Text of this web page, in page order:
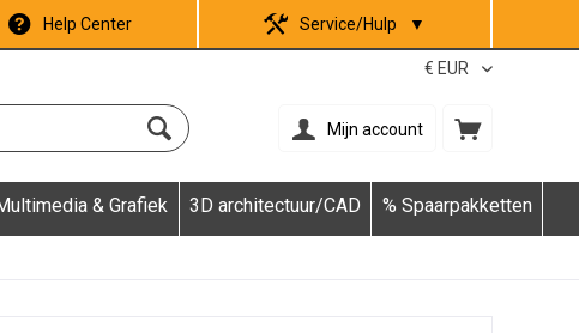
Help Center Service/Hulp ▼
Mijn account
& Grafiek 3D architectuur/CAD % Spaarpakketten